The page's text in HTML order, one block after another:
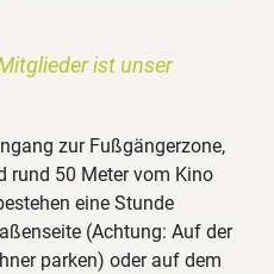
ist unser
zur Fußgängerzone,
rund 50 Meter vom Kino
eine Stunde
(Achtung: Auf der
parken) oder auf dem